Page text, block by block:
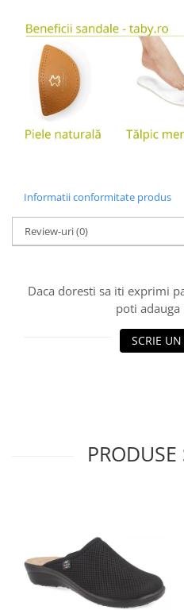
Informatii conformitate produs
Review-uri(0)
Daca doresti sa iti exprimi
poti
SCRIE